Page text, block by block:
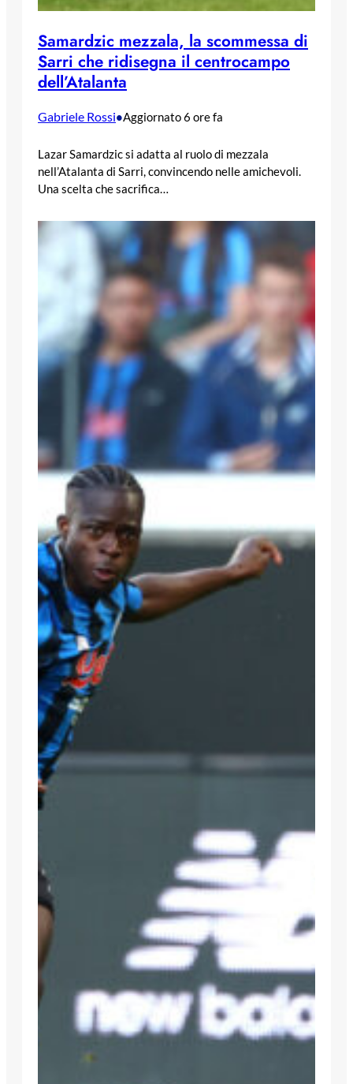
Samardzic mezzala, la scommessa di
Sarri che ridisegna il centrocampo
dell’Atalanta
Gabriele Rossi•Aggiornato 6 ore fa
Lazar Samardzic si adatta al ruolo di mezzala
nell’Atalanta di Sarri, convincendo nelle amichevoli.
Una scelta che sacrifica…